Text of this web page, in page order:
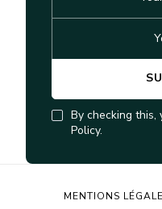
By checking this,
Policy.
MENTIONS